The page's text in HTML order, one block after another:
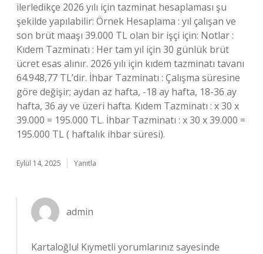
ilerledikçe 2026 yılı için tazminat hesaplaması şu
şekilde yapılabilir: Örnek Hesaplama : yıl çalışan ve
son brüt maaşı 39.000 TL olan bir işçi için: Notlar :
Kıdem Tazminatı : Her tam yıl için 30 günlük brüt
ücret esas alınır. 2026 yılı için kıdem tazminatı tavanı
64.948,77 TL’dir. İhbar Tazminatı : Çalışma süresine
göre değişir; aydan az hafta, -18 ay hafta, 18-36 ay
hafta, 36 ay ve üzeri hafta. Kıdem Tazminatı : x 30 x
39.000 = 195.000 TL. İhbar Tazminatı : x 30 x 39.000 =
195.000 TL ( haftalık ihbar süresi).
Eylül 14, 2025 Yanıtla
admin
Kartaloğlu! Kıymetli yorumlarınız sayesinde